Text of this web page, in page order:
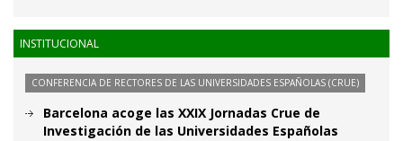
INSTITUCIONAL
CONFERENCIA DE RECTORES DE LAS UNIVERSIDADES ESPAÑOLAS (CRUE)
Barcelona acoge las XXIX Jornadas Crue de
Investigación de las Universidades Españolas